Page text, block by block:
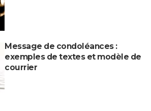
Message de condoléances :
exemples de textes et modèle de
courrier